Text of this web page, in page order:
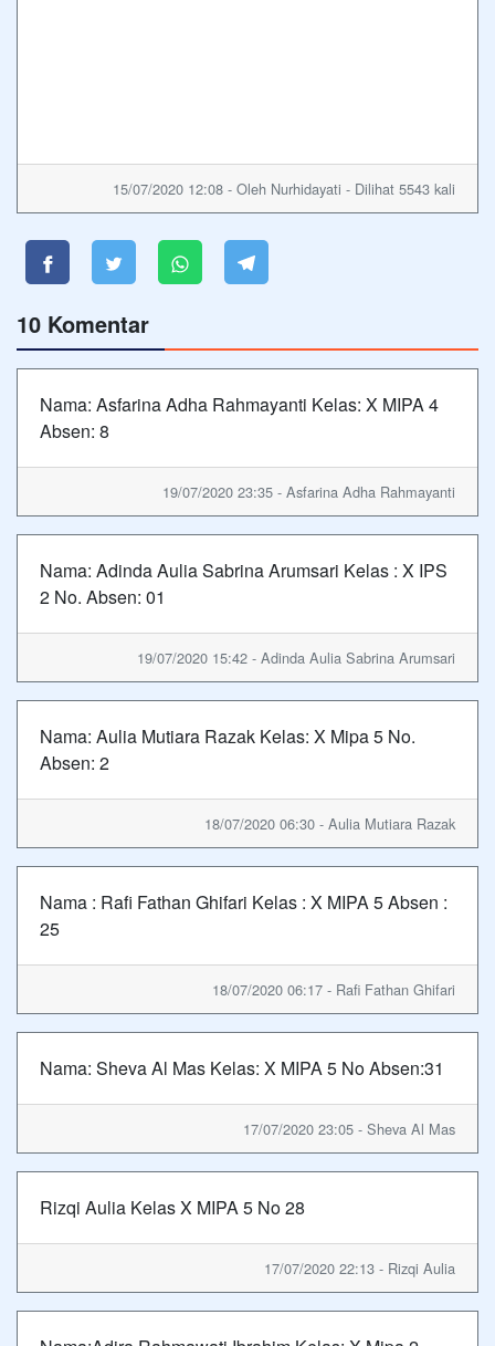
15/07/2020 12:08 - Oleh Nurhidayati - Dilihat 5543 kali
10 Komentar
Nama: Asfarina Adha Rahmayanti Kelas: X MIPA 4
Absen: 8
19/07/2020 23:35 - Asfarina Adha Rahmayanti
Nama: Adinda Aulia Sabrina Arumsari Kelas : X IPS
2 No. Absen: 01
19/07/2020 15:42 - Adinda Aulia Sabrina Arumsari
Nama: Aulia Mutiara Razak Kelas: X Mipa 5 No.
Absen: 2
18/07/2020 06:30 - Aulia Mutiara Razak
Nama : Rafi Fathan Ghifari Kelas : X MIPA 5 Absen :
25
18/07/2020 06:17 - Rafi Fathan Ghifari
Nama: Sheva Al Mas Kelas: X MIPA 5 No Absen:31
17/07/2020 23:05 - Sheva Al Mas
Rizqi Aulia Kelas X MIPA 5 No 28
17/07/2020 22:13 - Rizqi Aulia